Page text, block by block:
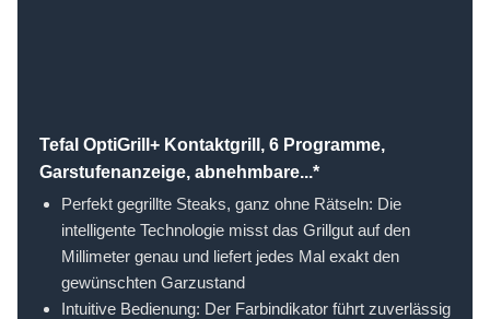
Tefal OptiGrill+ Kontaktgrill, 6 Programme,
Garstufenanzeige, abnehmbare...*
Perfekt gegrillte Steaks, ganz ohne Rätseln: Die
intelligente Technologie misst das Grillgut auf den
Millimeter genau und liefert jedes Mal exakt den
gewünschten Garzustand
Intuitive Bedienung: Der Farbindikator führt zuverlässig